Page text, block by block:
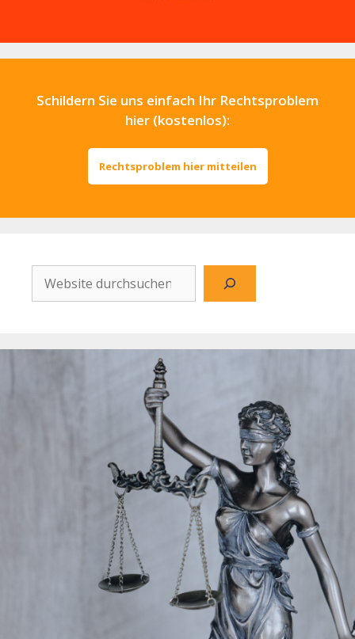
Schildern Sie uns einfach Ihr Rechtsproblem
hier (kostenlos):
Rechtsproblem hier mitteilen
Website
durchsuchen